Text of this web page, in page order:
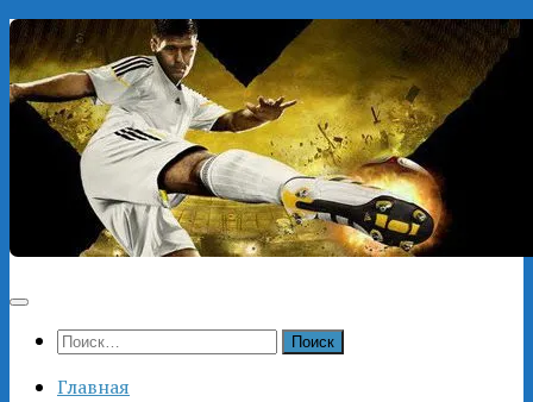
Перейти
к
содержимому
Найти:
Главная